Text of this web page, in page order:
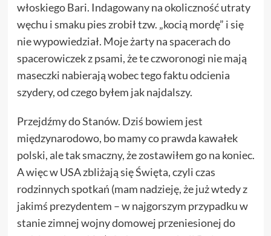
włoskiego Bari. Indagowany na okoliczność utraty
węchu i smaku pies zrobił tzw. „kocią mordę” i się
nie wypowiedział. Moje żarty na spacerach do
spacerowiczek z psami, że te czworonogi nie mają
maseczki nabierają wobec tego faktu odcienia
szydery, od czego byłem jak najdalszy.
Przejdźmy do Stanów. Dziś bowiem jest
międzynarodowo, bo mamy co prawda kawałek
polski, ale tak smaczny, że zostawiłem go na koniec.
A więc w USA zbliżają się Święta, czyli czas
rodzinnych spotkań (mam nadzieję, że już wtedy z
jakimś prezydentem – w najgorszym przypadku w
stanie zimnej wojny domowej przeniesionej do